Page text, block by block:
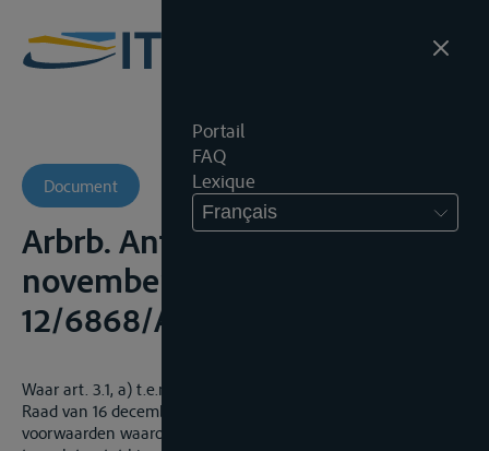
Portail
FAQ
Lexique
Français
Document
Arbrb. Antwerpen, 7
november 2013, onuitg., AR
12/6868/A
Waar art. 3.1, a) t.e.m. d) Verordening (EEG) nr. 3921/91 van de
Raad van 16 december 1991 tot vaststelling van de
voorwaarden waaronder vervoersondernemers worden